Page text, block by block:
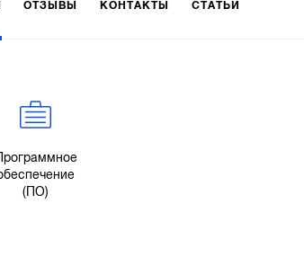
ОТЗЫВЫ КОНТАКТЫ СТАТЬИ
Программное
(ПО)